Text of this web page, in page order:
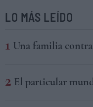
LO MÁS LEÍDO
Una familia
El particular